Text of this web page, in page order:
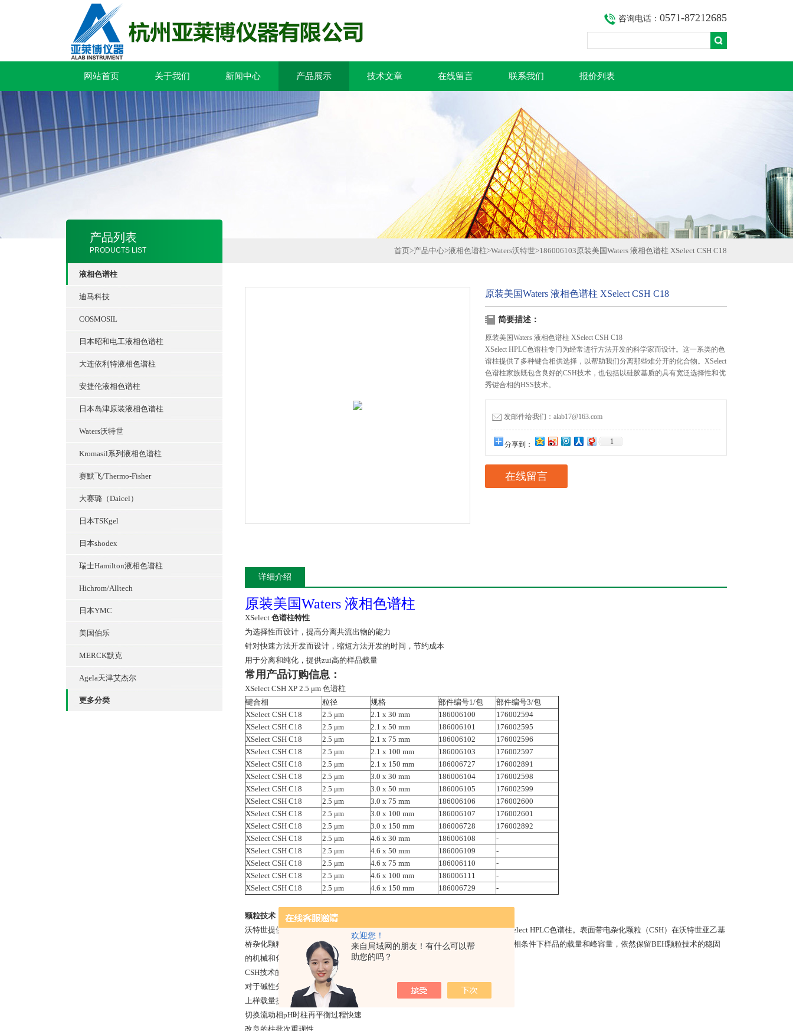
欢迎您！
来自局域网的朋友！有什么可以帮
助您的吗？
咨询电话： 0571-87212685
网站首页 关于我们 新闻中心 产品展示 技术文章 在线留言 联系我们 报价列表
产品列表
PRODUCTS LIST
液相色谱柱
迪马科技
COSMOSIL
日本昭和电工液相色谱柱
大连依利特液相色谱柱
安捷伦液相色谱柱
日本岛津原装液相色谱柱
Waters沃特世
Kromasil系列液相色谱柱
赛默飞/Thermo-Fisher
大赛璐（Daicel）
日本TSKgel
日本shodex
瑞士Hamilton液相色谱柱
Hichrom/Alltech
日本YMC
美国伯乐
MERCK默克
Agela天津艾杰尔
更多分类
首页>产品中心>液相色谱柱>Waters沃特世>186006103原装美国Waters 液相色谱柱 XSelect CSH C18
原装美国Waters 液相色谱柱 XSelect CSH C18
简要描述：
原装美国Waters 液相色谱柱 XSelect CSH C18
XSelect HPLC色谱柱专门为经常进行方法开发的科学家而设计。这一系类的色
谱柱提供了多种键合相供选择，以帮助我们分离那些难分开的化合物。XSelect
色谱柱家族既包含良好的CSH技术，也包括以硅胶基质的具有宽泛选择性和优
秀键合相的HSS技术。
发邮件给我们：alab17@163.com
分享到： 1
在线留言
详细介绍
原装美国Waters 液相色谱柱
XSelect 色谱柱特性
为选择性而设计，提高分离共流出物的能力
针对快速方法开发而设计，缩短方法开发的时间，节约成本
用于分离和纯化，提供zui高的样品载量
常用产品订购信息：
XSelect CSH XP 2.5 μm 色谱柱
键合相
粒径 规格 部件编号1/包
部件编号3/包
XSelect CSH C18
2.5 μm 2.1 x 30 mm 186006100
176002594
XSelect CSH C18
2.5 μm 2.1 x 50 mm 186006101
176002595
XSelect CSH C18
2.5 μm 2.1 x 75 mm 186006102
176002596
XSelect CSH C18
2.5 μm 2.1 x 100 mm 186006103
176002597
XSelect CSH C18
2.5 μm 2.1 x 150 mm 186006727
176002891
XSelect CSH C18
2.5 μm 3.0 x 30 mm 186006104
176002598
XSelect CSH C18
2.5 μm 3.0 x 50 mm 186006105
176002599
XSelect CSH C18
2.5 μm 3.0 x 75 mm 186006106
176002600
XSelect CSH C18
2.5 μm 3.0 x 100 mm 186006107
176002601
XSelect CSH C18
2.5 μm 3.0 x 150 mm 186006728
176002892
XSelect CSH C18
2.5 μm 4.6 x 30 mm 186006108
-
XSelect CSH C18
2.5 μm 4.6 x 50 mm 186006109
-
XSelect CSH C18
2.5 μm 4.6 x 75 mm 186006110
-
XSelect CSH C18
2.5 μm 4.6 x 100 mm 186006111
-
XSelect CSH C18
2.5 μm 4.6 x 150 mm 186006729 -
颗粒技术
沃特世提供表面带电杂化颗粒（CSH）技术和高强度硅胶颗粒（HSS）技术的XSelect HPLC色谱柱。表面带电杂化颗粒（CSH）在沃特世亚乙基
桥杂化颗粒技术的基础上，使其表面带上少量的电荷，可以提高低离子强度流动相条件下样品的载量和峰容量，依然保留BEH颗粒技术的稳固
的机械和化学稳定性。
CSH技术的优势包括：
对于碱性分析物的峰形
上样载量提高
切换流动相pH时柱再平衡过程快速
改良的柱批次重现性